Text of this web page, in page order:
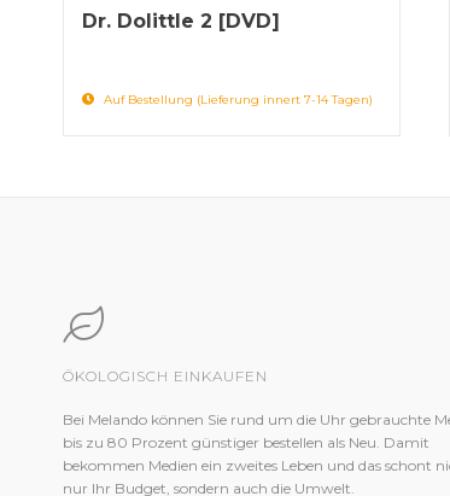
Dr. Dolittle 2 [DVD]
Auf Bestellung (Lieferung innert 7-14 Tagen)
ÖKOLOGISCH EINKAUFEN
Bei Melando können Sie rund um die Uhr gebrauchte
bis zu 80 Prozent günstiger bestellen als Neu. Damit
bekommen Medien ein zweites Leben und das schont
nur Ihr Budget, sondern auch die Umwelt.